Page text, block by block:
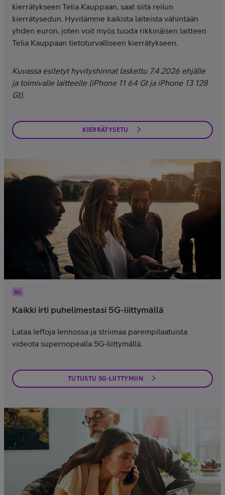
kierrätykseen Telia Kauppaan, saat siitä reilun
kierrätysedun. Hyvitämme kaikista laiteista vähintään
yhden euron, joten voit myös tuoda rikkinäisen laitteen
Telia Kauppaan tietoturvalliseen kierrätykseen.
Kuvassa esitetyt hyvityshinnat laskettu 7.4.2026 ehjälle
ja toimivalle laitteelle (iPhone 11 64 Gt ja iPhone 13 128
Gt).
KIERRÄTYSETU
5G
Kaikki irti puhelimestasi 5G-liittymällä
Lataa leffoja lennossa ja striimaa parempilaatuista
videota supernopealla 5G-liittymällä.
TUTUSTU 5G-LIITTYMIIN